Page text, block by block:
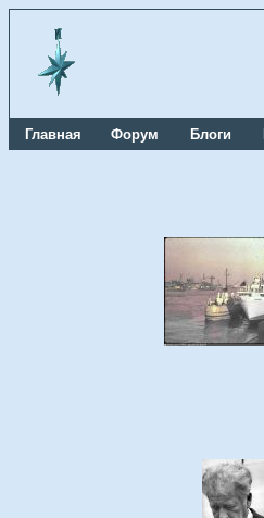
Главная Форум Блоги